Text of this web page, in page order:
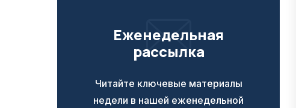
Еженедельная
рассылка
Читайте ключевые материалы
недели в нашей еженедельной